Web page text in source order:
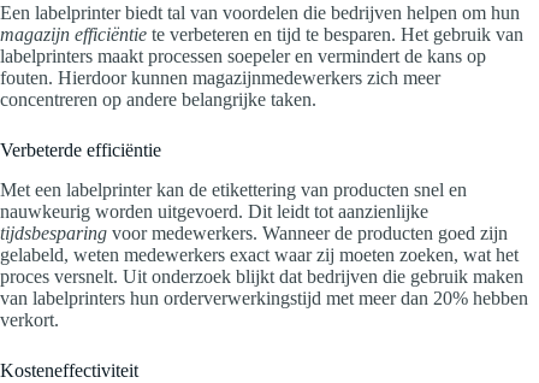
Een labelprinter biedt tal van voordelen die bedrijven helpen om hun
magazijn efficiëntie te verbeteren en tijd te besparen. Het gebruik van
labelprinters maakt processen soepeler en vermindert de kans op
fouten. Hierdoor kunnen magazijnmedewerkers zich meer
concentreren op andere belangrijke taken.
Verbeterde efficiëntie
Met een labelprinter kan de etikettering van producten snel en
nauwkeurig worden uitgevoerd. Dit leidt tot aanzienlijke
tijdsbesparing voor medewerkers. Wanneer de producten goed zijn
gelabeld, weten medewerkers exact waar zij moeten zoeken, wat het
proces versnelt. Uit onderzoek blijkt dat bedrijven die gebruik maken
van labelprinters hun orderverwerkingstijd met meer dan 20% hebben
verkort.
Kosteneffectiviteit